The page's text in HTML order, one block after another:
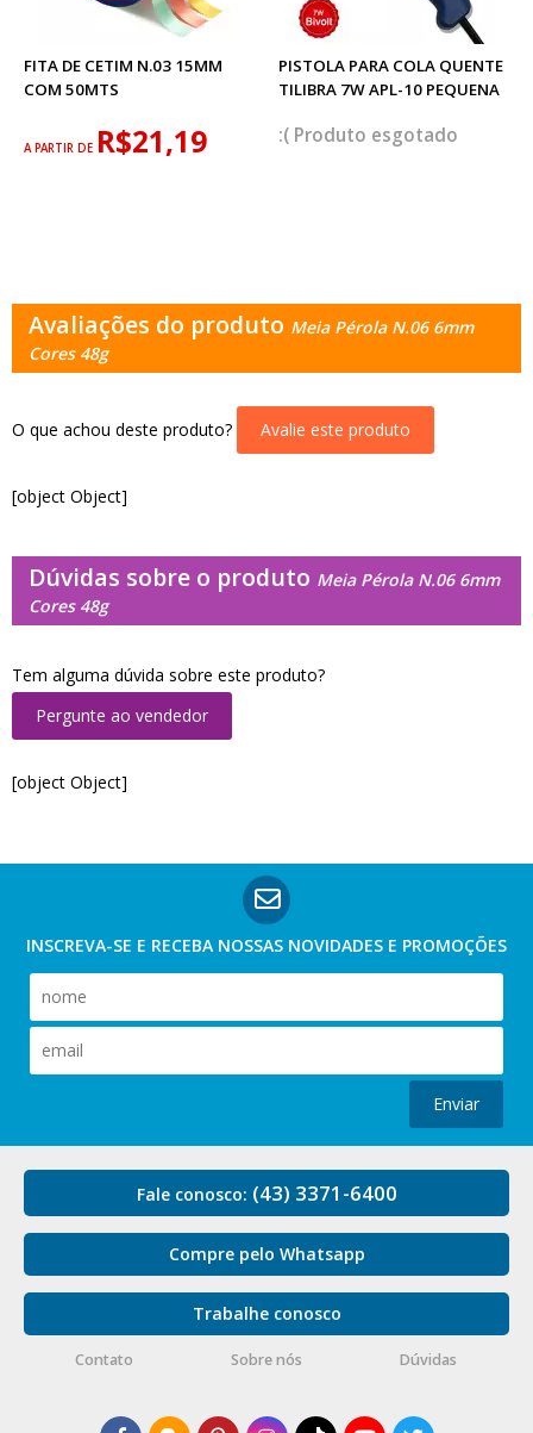
FITA DE CETIM N.03 15MM
COM 50MTS
A PARTIR DE R$21,19
PISTOLA PARA COLA QUENTE
TILIBRA 7W APL-10 PEQUENA
esgotado
Avaliações do produto Meia Pérola N.06 6mm
Cores 48g
O que achou deste produto? Avalie este produto
[object Object]
Dúvidas sobre o produto Meia Pérola N.06 6mm
Cores 48g
Tem alguma dúvida sobre este produto?
Pergunte ao vendedor
[object Object]
INSCREVA-SE E RECEBA NOSSAS NOVIDADES E PROMOÇÕES
Enviar
Fale conosco: (43) 3371-6400
Compre pelo Whatsapp
Trabalhe conosco
Contato Sobre nós Dúvidas